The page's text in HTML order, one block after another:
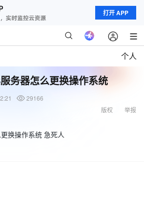
打开 APP
个人
务器怎么更换操作系统
29166
举报
版权
换操作系统 急死人